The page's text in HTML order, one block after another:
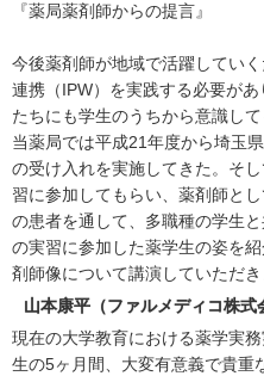
『薬局薬剤師からの提言』
今後薬剤師が地域で活躍してい
連携（IPW）を実践する必要が
たちにも学生のうちから意識し
当薬局では平成21年度から埼玉
の受け入れを実施してきた。そ
習に参加してもらい、薬剤師と
の患者を通して、多職種の学生
の実習に参加した薬学生の姿を
剤師像について講演していただき
山本康平（ファルメディコ株式
現在の大学教育における薬学実
生の5ヶ月間、大変有意義で貴重